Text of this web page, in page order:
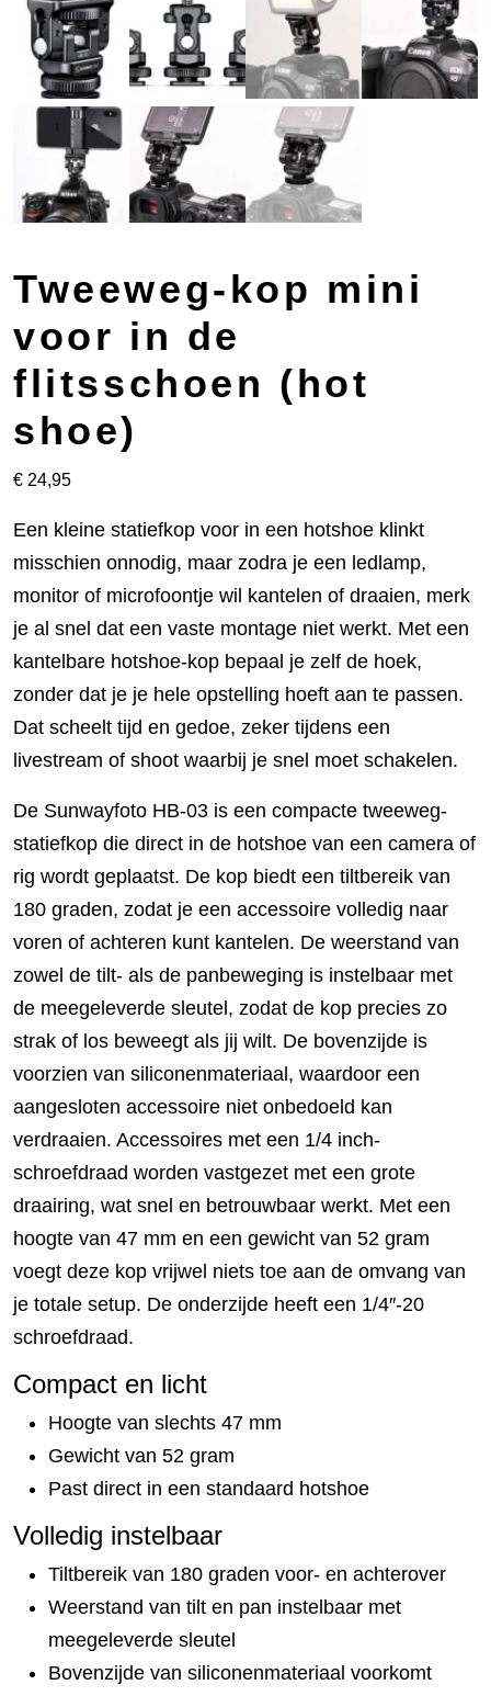
Tweeweg-kop mini
voor in de
flitsschoen (hot
shoe)
€ 24,95
Een kleine statiefkop voor in een hotshoe klinkt
misschien onnodig, maar zodra je een ledlamp,
monitor of microfoontje wil kantelen of draaien, merk
je al snel dat een vaste montage niet werkt. Met een
kantelbare hotshoe-kop bepaal je zelf de hoek,
zonder dat je je hele opstelling hoeft aan te passen.
Dat scheelt tijd en gedoe, zeker tijdens een
livestream of shoot waarbij je snel moet schakelen.
De Sunwayfoto HB-03 is een compacte tweeweg-
statiefkop die direct in de hotshoe van een camera of
rig wordt geplaatst. De kop biedt een tiltbereik van
180 graden, zodat je een accessoire volledig naar
voren of achteren kunt kantelen. De weerstand van
zowel de tilt- als de panbeweging is instelbaar met
de meegeleverde sleutel, zodat de kop precies zo
strak of los beweegt als jij wilt. De bovenzijde is
voorzien van siliconenmateriaal, waardoor een
aangesloten accessoire niet onbedoeld kan
verdraaien. Accessoires met een 1/4 inch-
schroefdraad worden vastgezet met een grote
draairing, wat snel en betrouwbaar werkt. Met een
hoogte van 47 mm en een gewicht van 52 gram
voegt deze kop vrijwel niets toe aan de omvang van
je totale setup. De onderzijde heeft een 1/4″-20
schroefdraad.
Compact en licht
Hoogte van slechts 47 mm
Gewicht van 52 gram
Past direct in een standaard hotshoe
Volledig instelbaar
Tiltbereik van 180 graden voor- en achterover
Weerstand van tilt en pan instelbaar met
meegeleverde sleutel
Bovenzijde van siliconenmateriaal voorkomt